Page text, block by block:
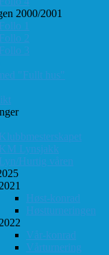
2000/2001
Follo 1
Follo 2
Follo 3
"Fullt hus"
Klubbmesterskapet
KM Lynsjakk
Lyn/Hurtig våren
2021
Høst-konrad
Høstturneringen
2022
Vår-konrad
Vårturnering